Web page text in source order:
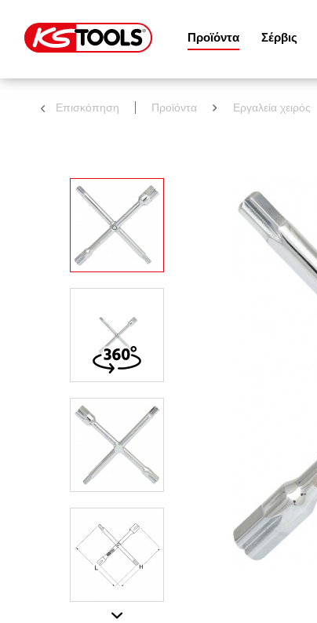
Προϊόντα Σέρβις
Επισκόπηση Προϊόντα Εργαλεία χειρός